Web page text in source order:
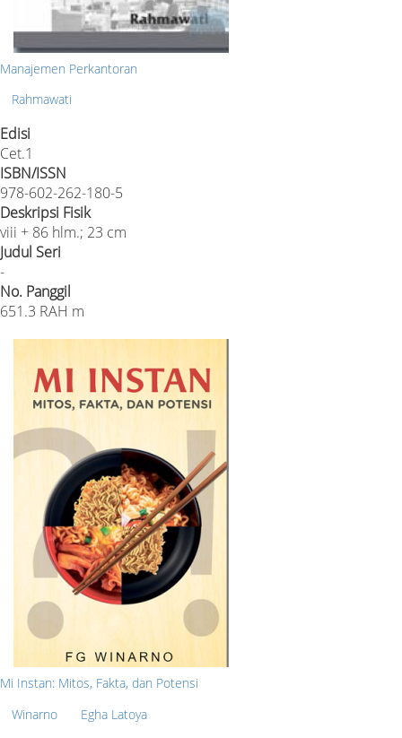
Manajemen Perkantoran
Rahmawati
Edisi
Cet.1
ISBN/ISSN
978-602-262-180-5
Deskripsi Fisik
viii + 86 hlm.; 23 cm
Judul Seri
-
No. Panggil
651.3 RAH m
Mi Instan: Mitos, Fakta, dan Potensi
Winarno
Egha Latoya